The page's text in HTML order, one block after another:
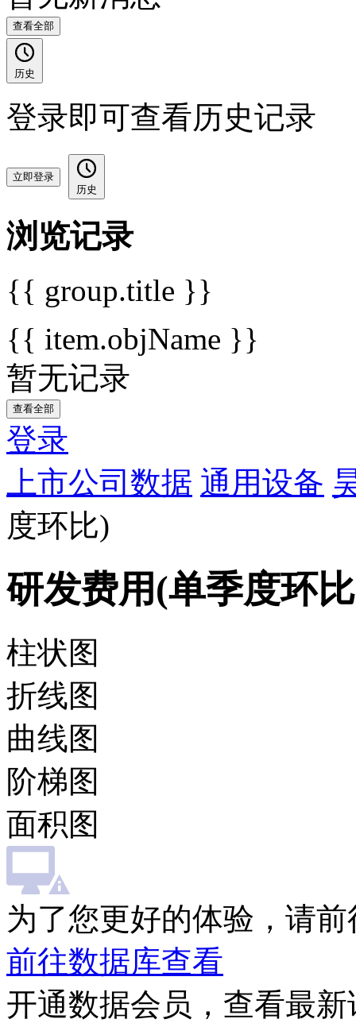
查看全部
历史
登录即可查看历史记录
立即登录
历史
浏览记录
{{ group.title }}
{{ item.objName }}
暂无记录
查看全部
登录
上市公司数据 通用设备
度环比)
研发费用(单季度环
柱状图
折线图
曲线图
阶梯图
面积图
为了您更好的体验，请
前往数据库查看
开通数据会员，查看最